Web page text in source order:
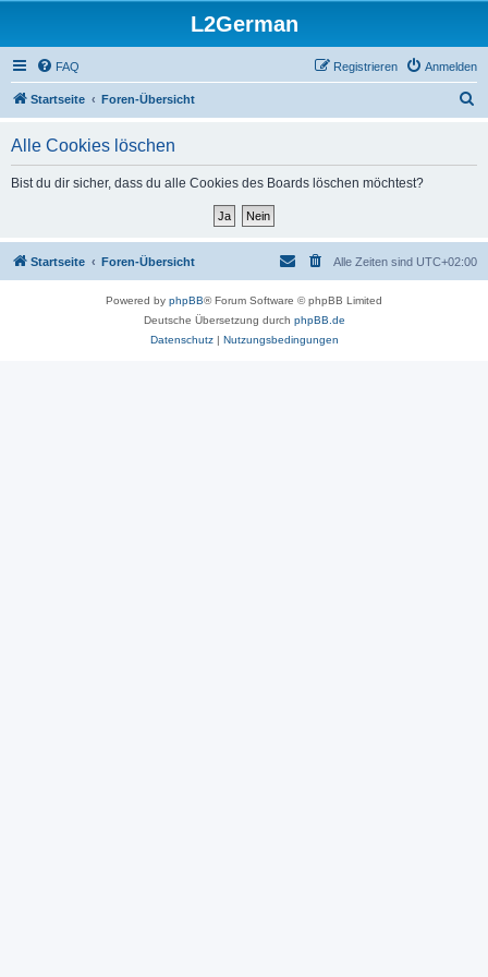
L2German
FAQ Anmelden
Registrieren
Startseite Foren-Übersicht
Alle Cookies löschen
Bist du dir sicher, dass du alle Cookies des Boards löschen möchtest?
Startseite Foren-Übersicht Alle Zeiten sind UTC+02:00
Powered by phpBB® Forum Software © phpBB Limited
Deutsche Übersetzung durch phpBB.de
Datenschutz| Nutzungsbedingungen